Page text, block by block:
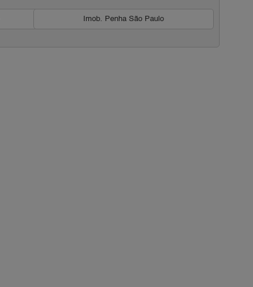
Imob. Penha São Paulo